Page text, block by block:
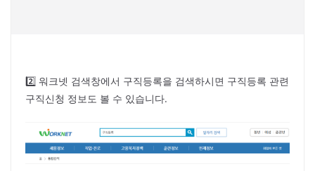
2️⃣ 워크넷 검색창에서 구직등록을 검색하시면 구직등록 관련
구직신청 정보도 볼 수 있습니다.